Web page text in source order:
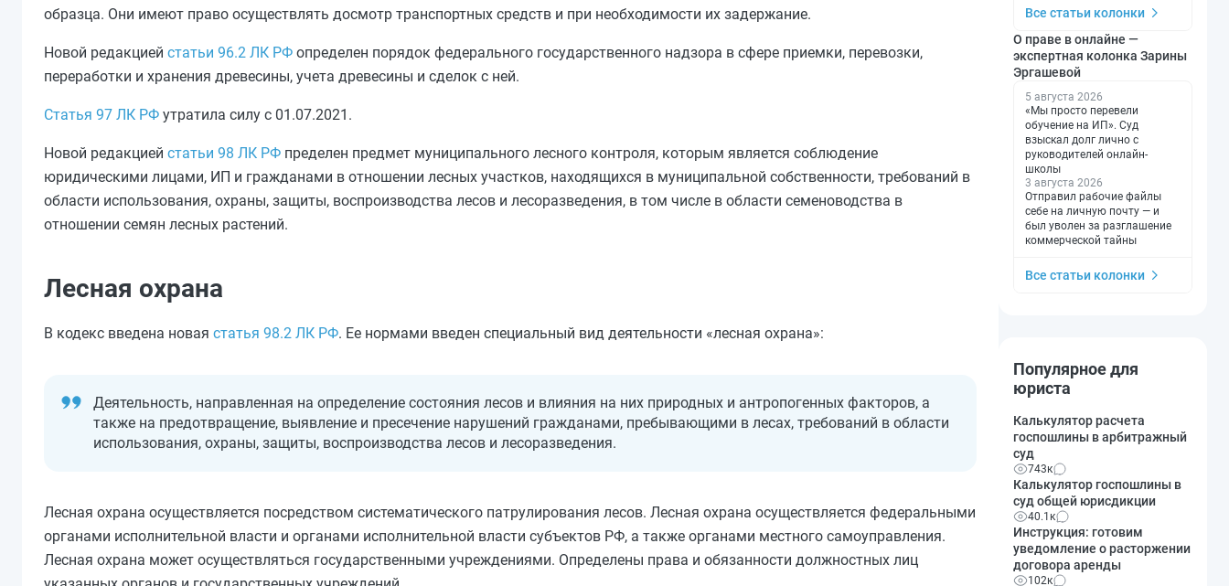
образца. Они имеют право осуществлять досмотр транспортных средств и при необходимости их задержание.
Новой редакцией статьи 96.2 ЛК РФ определен порядок федерального государственного надзора в сфере приемки, перевозки,
переработки и хранения древесины, учета древесины и сделок с ней.
Статья 97 ЛК РФ утратила силу с 01.07.2021.
Новой редакцией статьи 98 ЛК РФ пределен предмет муниципального лесного контроля, которым является соблюдение
юридическими лицами, ИП и гражданами в отношении лесных участков, находящихся в муниципальной собственности, требований в
области использования, охраны, защиты, воспроизводства лесов и лесоразведения, в том числе в области семеноводства в
отношении семян лесных растений.
Лесная охрана
В кодекс введена новая статья 98.2 ЛК РФ. Ее нормами введен специальный вид деятельности «лесная охрана»:
Деятельность, направленная на определение состояния лесов и влияния на них природных и антропогенных факторов, а
также на предотвращение, выявление и пресечение нарушений гражданами, пребывающими в лесах, требований в области
использования, охраны, защиты, воспроизводства лесов и лесоразведения.
Лесная охрана осуществляется посредством систематического патрулирования лесов. Лесная охрана осуществляется федеральными
органами исполнительной власти и органами исполнительной власти субъектов РФ, а также органами местного самоуправления.
Лесная охрана может осуществляться государственными учреждениями. Определены права и обязанности должностных лиц
Все статьи колонки
О праве в онлайне —
экспертная колонка Зарины
Эргашевой
5 августа 2026
«Мы просто перевели
обучение на ИП». Суд
взыскал долг лично с
руководителей онлайн-
школы
3 августа 2026
Отправил рабочие файлы
себе на личную почту — и
был уволен за разглашение
коммерческой тайны
Все статьи колонки
Популярное для
юриста
Калькулятор расчета
госпошлины в арбитражный
суд
743к
Калькулятор госпошлины в
суд общей юрисдикции
40.1к
Инструкция: готовим
уведомление о расторжении
договора аренды
102к